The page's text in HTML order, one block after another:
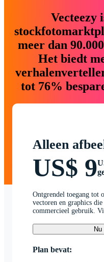
Vecteezy
meer dan
Het biedt
tot 76%
Alleen
US$ 9
Ontgrendel toegang tot
vectoren en graphics
commercieel gebruik.
Plan bevat: